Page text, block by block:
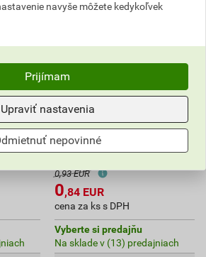
Špongia brúsna Color
Expert 70 × 100 × 25 mm
stredná / hrubá
0,93 EUR
0,84 EUR
cena za ks s DPH
Vyberte si predajňu
Na sklade v (13) predajniach
navyše môžete kedykoľvek
Prijímam
Upraviť nastavenia
nepovinné